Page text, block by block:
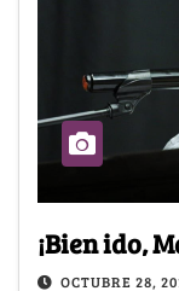
¡Bien ido,
OCTUBRE 28,